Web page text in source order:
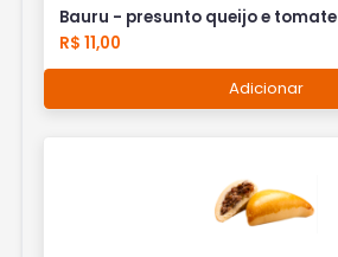
Bauru - presunto queijo e tomate
R$ 11,00
Adicionar